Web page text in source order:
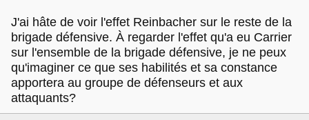
J'ai hâte de voir l'effet Reinbacher sur le reste de la
brigade défensive. À regarder l'effet qu'a eu Carrier
sur l'ensemble de la brigade défensive, je ne peux
qu'imaginer ce que ses habilités et sa constance
apportera au groupe de défenseurs et aux
attaquants?